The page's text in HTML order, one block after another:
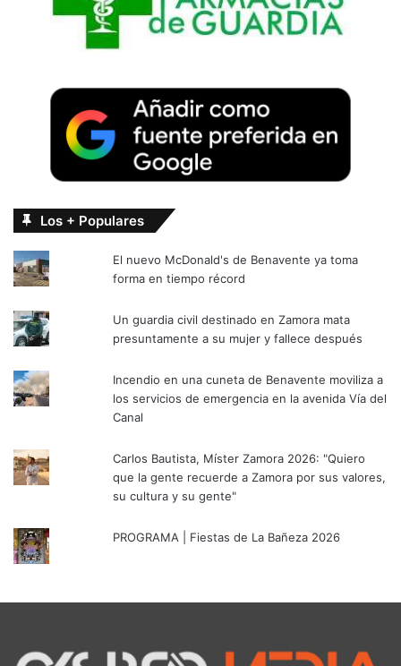
Los + Populares
El nuevo McDonald's de Benavente ya toma
forma en tiempo récord
Un guardia civil destinado en Zamora mata
presuntamente a su mujer y fallece después
Incendio en una cuneta de Benavente moviliza a
los servicios de emergencia en la avenida Vía del
Canal
Carlos Bautista, Míster Zamora 2026: "Quiero
que la gente recuerde a Zamora por sus valores,
su cultura y su gente"
PROGRAMA | Fiestas de La Bañeza 2026